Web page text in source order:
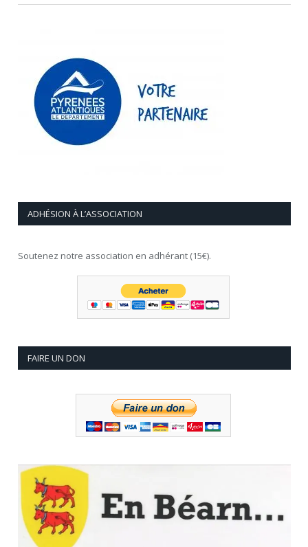
ADHÉSION À L’ASSOCIATION
Soutenez notre association en adhérant (15€).
FAIRE UN DON